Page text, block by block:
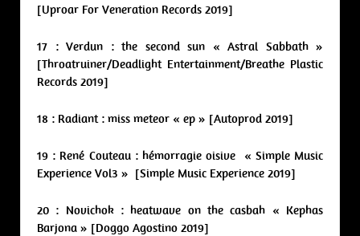
[Uproar For Veneration Records 2019]
17 : Verdun : the second sun « Astral Sabbath »
[Throatruiner/Deadlight Entertainment/Breathe Plastic
Records 2019]
18 : Radiant : miss meteor « ep » [Autoprod 2019]
19 : René Couteau : hémorragie oisive « Simple Music
Experience Vol3 » [Simple Music Experience 2019]
20 : Novichok : heatwave on the casbah « Kephas
Barjona » [Doggo Agostino 2019]